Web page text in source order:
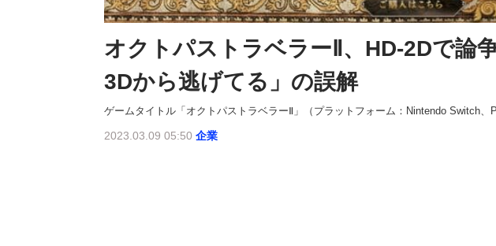
オクトパストラベラーⅡ、HD-2Dで論
3Dから逃げてる」の誤解
ゲームタイトル「オクトパストラベラーⅡ」（プラットフォーム：Nintendo Switch、
2023.03.09 05:50 企業